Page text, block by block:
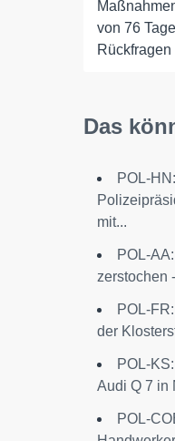
von 76
Das
POL-
mit...
POL-
zerstochen
POL-
der
POL-
Audi Q 7 in
POL-